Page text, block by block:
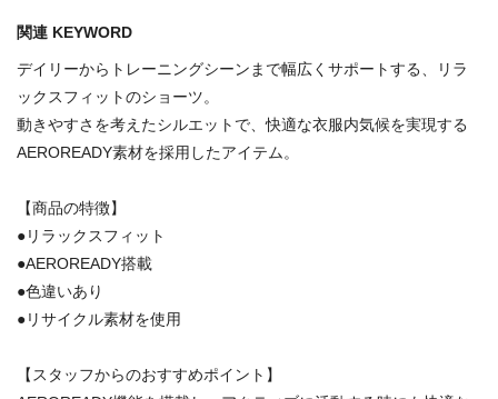
関連 KEYWORD
デイリーからトレーニングシーンまで幅広くサポートする、リラ
ックスフィットのショーツ。
動きやすさを考えたシルエットで、快適な衣服内気候を実現する
AEROREADY素材を採用したアイテム。
【商品の特徴】
●リラックスフィット
●AEROREADY搭載
●色違いあり
●リサイクル素材を使用
【スタッフからのおすすめポイント】